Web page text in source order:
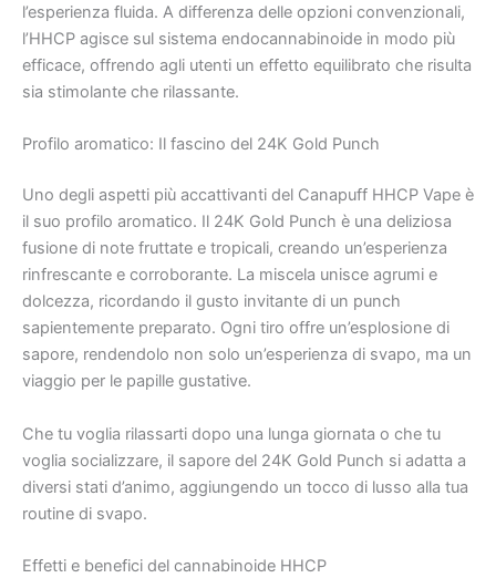
l’esperienza fluida. A differenza delle opzioni convenzionali,
l’HHCP agisce sul sistema endocannabinoide in modo più
efficace, offrendo agli utenti un effetto equilibrato che risulta
sia stimolante che rilassante.
Profilo aromatico: Il fascino del 24K Gold Punch
Uno degli aspetti più accattivanti del Canapuff HHCP Vape è
il suo profilo aromatico. Il 24K Gold Punch è una deliziosa
fusione di note fruttate e tropicali, creando un’esperienza
rinfrescante e corroborante. La miscela unisce agrumi e
dolcezza, ricordando il gusto invitante di un punch
sapientemente preparato. Ogni tiro offre un’esplosione di
sapore, rendendolo non solo un’esperienza di svapo, ma un
viaggio per le papille gustative.
Che tu voglia rilassarti dopo una lunga giornata o che tu
voglia socializzare, il sapore del 24K Gold Punch si adatta a
diversi stati d’animo, aggiungendo un tocco di lusso alla tua
routine di svapo.
Effetti e benefici del cannabinoide HHCP